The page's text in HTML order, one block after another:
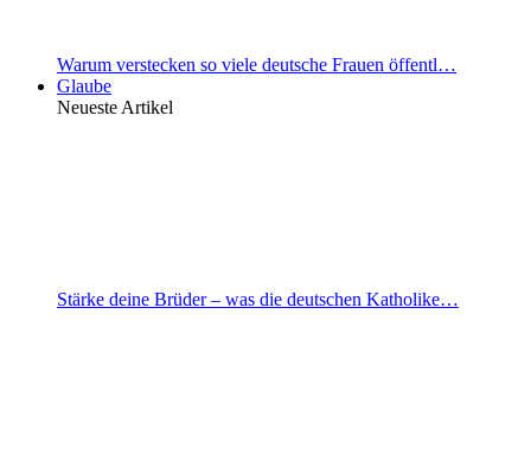
Warum verstecken so viele deutsche Frauen öffentl…
Glaube
Neueste Artikel
Stärke deine Brüder – was die deutschen Katholike…